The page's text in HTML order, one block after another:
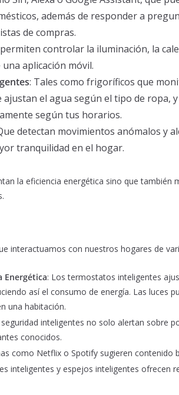
además de responder a
de compras.
controlar la iluminación, la
aplicación móvil.
: Tales como frigoríficos que
ajustan el agua según el tipo de ropa,
según tus horarios.
detectan movimientos anómalos y
tranquilidad en el hogar.
la eficiencia energética sino que también
interactuamos con nuestros hogares de
Energética: Los termostatos inteligentes
así el consumo de energía. Las luces
una habitación.
inteligentes no solo alertan sobre
conocidos.
como Netflix o Spotify sugieren contenido
inteligentes y espejos inteligentes ofrecen